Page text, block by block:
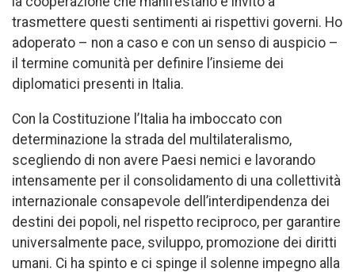
trasmettere questi sentimenti ai rispettivi governi. Ho
adoperato – non a caso e con un senso di auspicio –
il termine comunità per definire l’insieme dei
diplomatici presenti in Italia.
Con la Costituzione l’Italia ha imboccato con
determinazione la strada del multilateralismo,
scegliendo di non avere Paesi nemici e lavorando
intensamente per il consolidamento di una collettività
internazionale consapevole dell’interdipendenza dei
destini dei popoli, nel rispetto reciproco, per garantire
universalmente pace, sviluppo, promozione dei diritti
umani. Ci ha spinto e ci spinge il solenne impegno alla